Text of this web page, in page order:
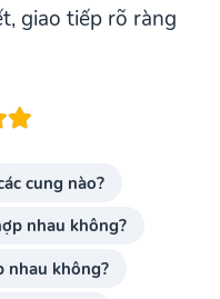
giao tiếp rõ ràng
cung nào?
nhau không?
nhau không?